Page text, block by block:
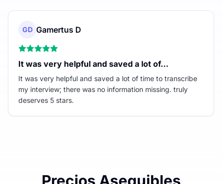
GD Gamertus D
It was very helpful and saved a lot of…
It was very helpful and saved a lot of time to transcribe
my interview; there was no information missing. truly
deserves 5 stars.
Precios Asequibles